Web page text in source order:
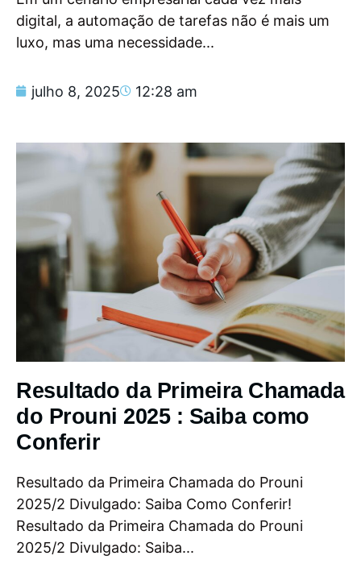
digital, a automação de tarefas não é mais um
luxo, mas uma necessidade...
julho 8, 2025 12:28 am
Resultado da Primeira Chamada
do Prouni 2025 : Saiba como
Conferir
Resultado da Primeira Chamada do Prouni
2025/2 Divulgado: Saiba Como Conferir!
Resultado da Primeira Chamada do Prouni
2025/2 Divulgado: Saiba...